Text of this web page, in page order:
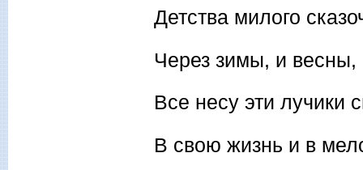
Детства милого
Через зимы, и весны,
Все несу эти лучики
В свою жизнь и в